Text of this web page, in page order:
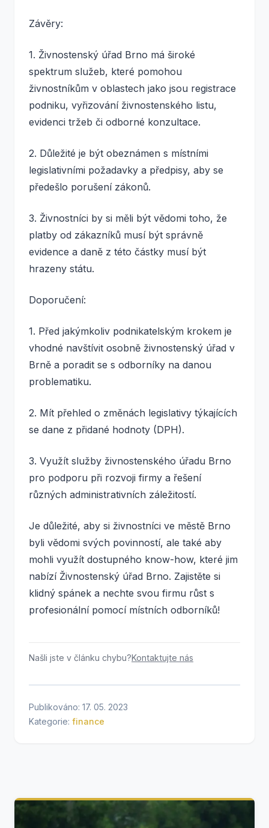
Závěry:
1. Živnostenský úřad Brno má široké
spektrum služeb, které pomohou
živnostníkům v oblastech jako jsou registrace
podniku, vyřizování živnostenského listu,
evidenci tržeb či odborné konzultace.
2. Důležité je být obeznámen s místními
legislativními požadavky a předpisy, aby se
předešlo porušení zákonů.
3. Živnostníci by si měli být vědomi toho, že
platby od zákazníků musí být správně
evidence a daně z této částky musí být
hrazeny státu.
Doporučení:
1. Před jakýmkoliv podnikatelským krokem je
vhodné navštívit osobně živnostenský úřad v
Brně a poradit se s odborníky na danou
problematiku.
2. Mít přehled o změnách legislativy týkajících
se dane z přidané hodnoty (DPH).
3. Využít služby živnostenského úřadu Brno
pro podporu při rozvoji firmy a řešení
různých administrativních záležitostí.
Je důležité, aby si živnostníci ve městě Brno
byli vědomi svých povinností, ale také aby
mohli využít dostupného know-how, které jim
nabízí Živnostenský úřad Brno. Zajistěte si
klidný spánek a nechte svou firmu růst s
profesionální pomocí místních odborníků!
Našli jste v článku chybu?Kontaktujte nás
Publikováno: 17. 05. 2023
Kategorie: finance